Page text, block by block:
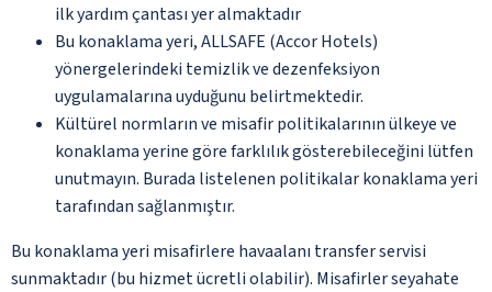
ilk yardım çantası yer almaktadır
Bu konaklama yeri, ALLSAFE (Accor Hotels)
yönergelerindeki temizlik ve dezenfeksiyon
uygulamalarına uyduğunu belirtmektedir.
Kültürel normların ve misafir politikalarının ülkeye ve
konaklama yerine göre farklılık gösterebileceğini lütfen
unutmayın. Burada listelenen politikalar konaklama yeri
tarafından sağlanmıştır.
Bu konaklama yeri misafirlere havaalanı transfer servisi
sunmaktadır (bu hizmet ücretli olabilir). Misafirler seyahate